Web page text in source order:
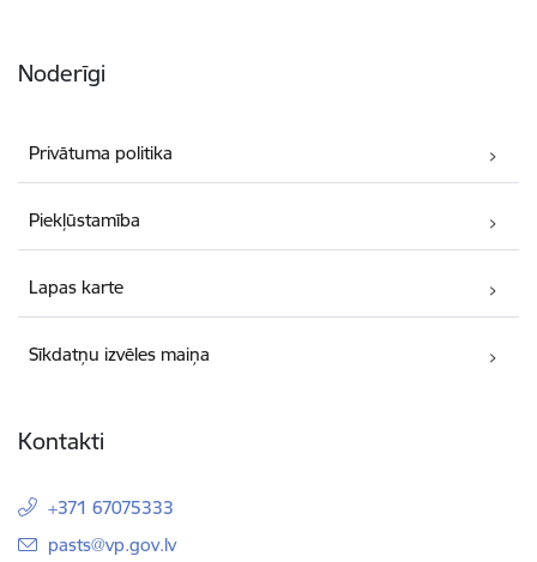
Noderīgi
Privātuma politika
Piekļūstamība
Lapas karte
Sīkdatņu izvēles maiņa
Kontakti
+371 67075333
E-pasts:
pasts@vp.gov.lv